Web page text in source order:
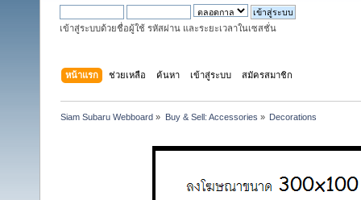
เข้าสู่ระบบด้วยชื่อผู้ใช้ รหัสผ่าน และระยะเวลาในเซสชั่น
หน้าแรก ช่วยเหลือ ค้นหา เข้าสู่ระบบ สมัครสมาชิก
Siam Subaru Webboard » Buy & Sell: Accessories » Decorations